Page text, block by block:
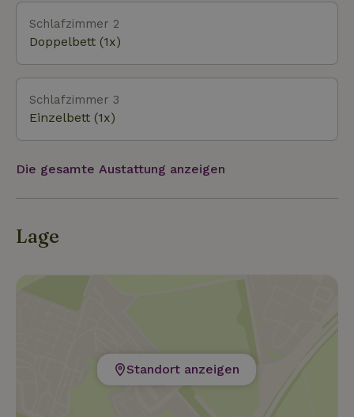
Sackgasse, die größtenteils durch einen Wald führt.
Die Umgebung ist, vor allem für seine Lage; so nah
an Utrecht, wunderschön. Vom Haus aus kannst du
vor allem Vögel und regelmäßig Rehe beobachten.
Aufgrund des geschützten Charakters des
Grundstücks sind Haustiere nicht erlaubt.
Schlafzimmer 2
Doppelbett (1x)
Schlafzimmer 3
Einzelbett (1x)
Die gesamte Austattung anzeigen
Lage
Standort anzeigen